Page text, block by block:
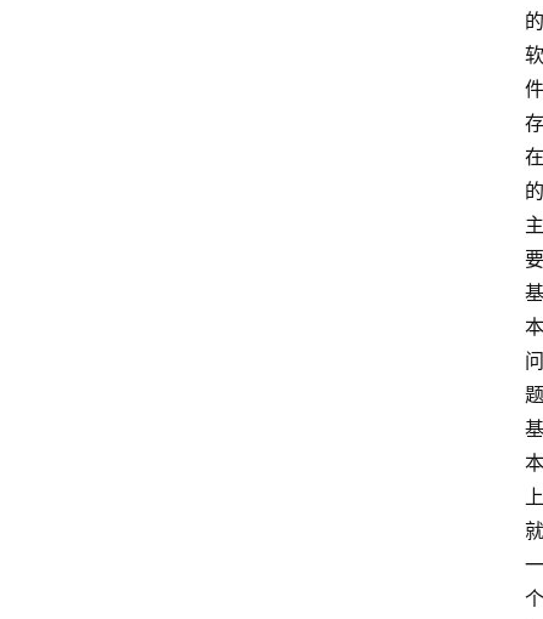
的
软
件
存
在
的
主
要
基
本
问
题
基
本
上
就
一
个